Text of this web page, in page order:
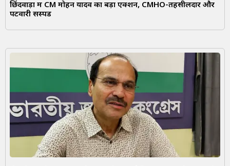
छिंदवाड़ा में CM मोहन यादव का बड़ा एक्शन, CMHO-तहसीलदार और
पटवारी सस्पेंड